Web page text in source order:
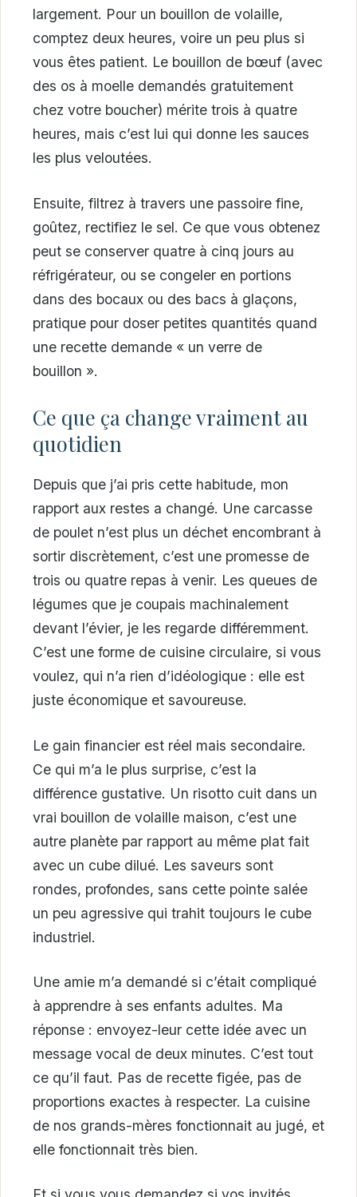
largement. Pour un bouillon de volaille,
comptez deux heures, voire un peu plus si
vous êtes patient. Le bouillon de bœuf (avec
des os à moelle demandés gratuitement
chez votre boucher) mérite trois à quatre
heures, mais c’est lui qui donne les sauces
les plus veloutées.
Ensuite, filtrez à travers une passoire fine,
goûtez, rectifiez le sel. Ce que vous obtenez
peut se conserver quatre à cinq jours au
réfrigérateur, ou se congeler en portions
dans des bocaux ou des bacs à glaçons,
pratique pour doser petites quantités quand
une recette demande « un verre de
bouillon ».
Ce que ça change vraiment au
quotidien
Depuis que j’ai pris cette habitude, mon
rapport aux restes a changé. Une carcasse
de poulet n’est plus un déchet encombrant à
sortir discrètement, c’est une promesse de
trois ou quatre repas à venir. Les queues de
légumes que je coupais machinalement
devant l’évier, je les regarde différemment.
C’est une forme de cuisine circulaire, si vous
voulez, qui n’a rien d’idéologique : elle est
juste économique et savoureuse.
Le gain financier est réel mais secondaire.
Ce qui m’a le plus surprise, c’est la
différence gustative. Un risotto cuit dans un
vrai bouillon de volaille maison, c’est une
autre planète par rapport au même plat fait
avec un cube dilué. Les saveurs sont
rondes, profondes, sans cette pointe salée
un peu agressive qui trahit toujours le cube
industriel.
Une amie m’a demandé si c’était compliqué
à apprendre à ses enfants adultes. Ma
réponse : envoyez-leur cette idée avec un
message vocal de deux minutes. C’est tout
ce qu’il faut. Pas de recette figée, pas de
proportions exactes à respecter. La cuisine
de nos grands-mères fonctionnait au jugé, et
elle fonctionnait très bien.